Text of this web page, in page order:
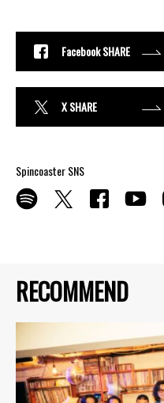
RECOMMEND
Facebook SHARE
X SHARE
Spincoaster SNS